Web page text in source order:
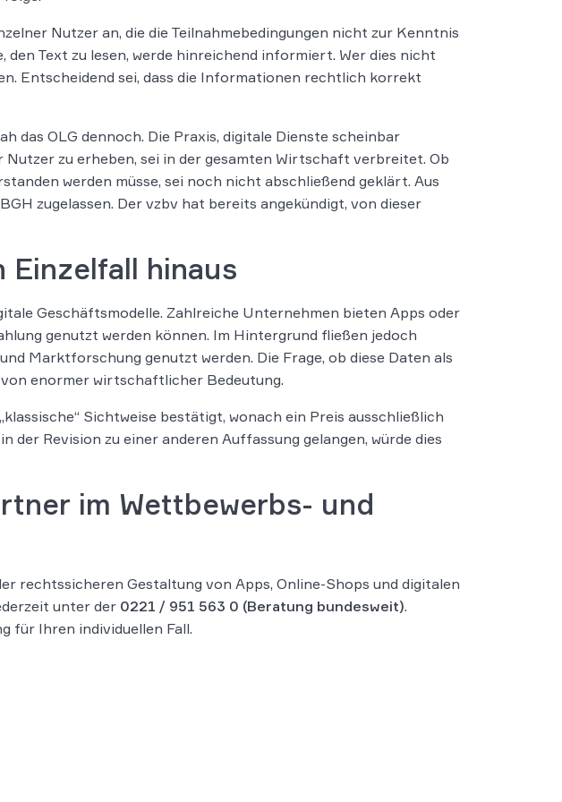
Nutzer an, die die Teilnahmebedingungen nicht zur Kenntnis
den Text zu lesen, werde hinreichend informiert. Wer dies nicht
Entscheidend sei, dass die Informationen rechtlich korrekt
das OLG dennoch. Die Praxis, digitale Dienste scheinbar
zu erheben, sei in der gesamten Wirtschaft verbreitet. Ob
werden müsse, sei noch nicht abschließend geklärt. Aus
zugelassen. Der vzbv hat bereits angekündigt, von dieser
hinaus
Geschäftsmodelle. Zahlreiche Unternehmen bieten Apps oder
genutzt werden können. Im Hintergrund fließen jedoch
Marktforschung genutzt werden. Die Frage, ob diese Daten als
enormer wirtschaftlicher Bedeutung.
Sichtweise bestätigt, wonach ein Preis ausschließlich
der Revision zu einer anderen Auffassung gelangen, würde dies
im Wettbewerbs- und
rechtssicheren Gestaltung von Apps, Online-Shops und digitalen
unter der 0221 / 951 563 0 (Beratung bundesweit).
für Ihren individuellen Fall.